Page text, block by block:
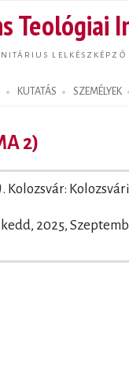
Teológiai
LELKÉSZKÉPZŐ
KUTATÁS SZEMÉLYEK
2)
. Kolozsvár: Kolozsvári
kedd, 2025,